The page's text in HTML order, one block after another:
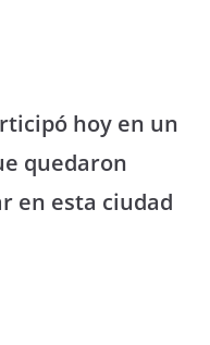
hoy en un
quedaron
en esta ciudad